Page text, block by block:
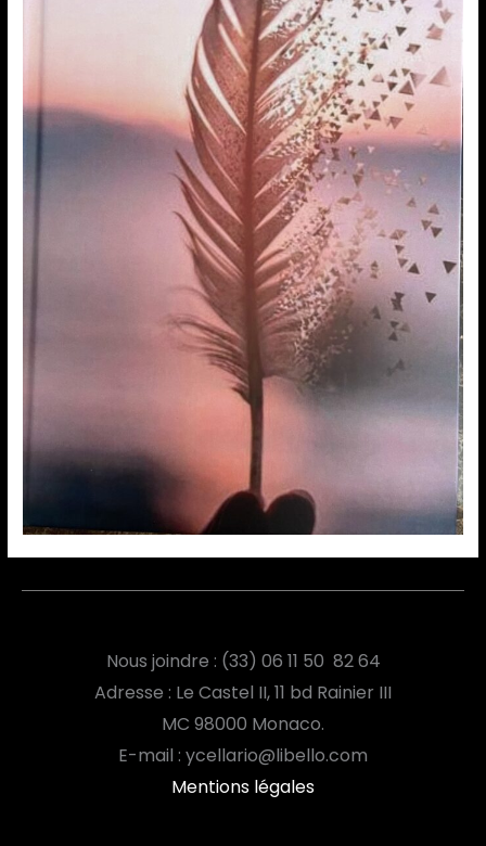
Nous joindre : (33) 06 11 50 82 64
Adresse : Le Castel II, 11 bd Rainier III
MC 98000 Monaco.
E-mail : ycellario@libello.com
Mentions légales